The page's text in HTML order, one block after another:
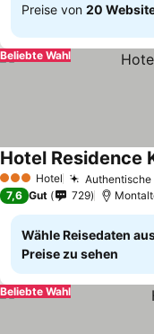
Preise von 20
Beliebte Wahl
3 SterneHotel
Hotel Residence
7,6 Gut 729
Wähle Reisedaten
Preise zu sehen
Beliebte Wahl